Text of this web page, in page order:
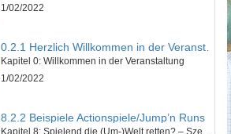
1/02/2022
0.2.1 Herzlich Willkommen in der Veranstaltung!
Kapitel 0: Willkommen in der Veranstaltung
1/02/2022
8.2.2 Beispiele Actionspiele/Jump’n Runs